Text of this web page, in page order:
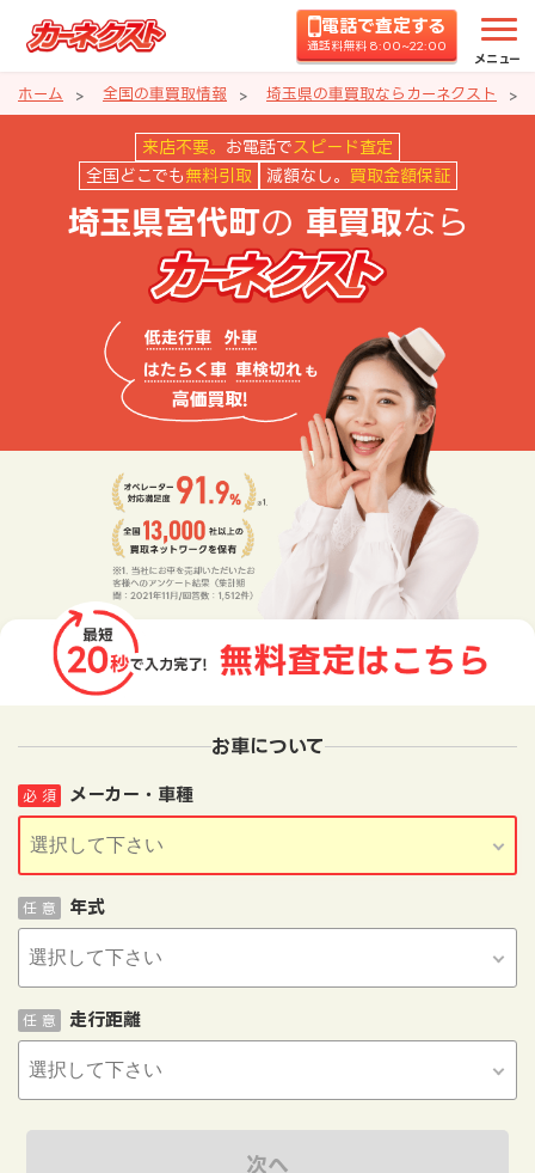
電話で査定する
通話料無料 8:00~22:00
メニュー
ホーム 全国の車買取情報 埼玉県の車買取ならカーネクスト
埼玉県宮代町の車買取ならカー
来店不要。 お電話で スピード査定
全国どこでも 無料引取 減額なし。 買取金額保証
埼玉県宮代町の 車買取なら
お車について
メーカー・車種
必 須
年式
任 意
走行距離
任 意
次へ